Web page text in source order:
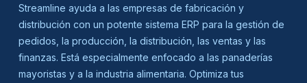
Streamline ayuda a las empresas de fabricación y
distribución con un potente sistema ERP para la gestión de
pedidos, la producción, la distribución, las ventas y las
finanzas. Está especialmente enfocado a las panaderías
mayoristas y a la industria alimentaria. Optimiza tus